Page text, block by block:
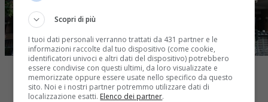
Scopri di più
I tuoi dati personali verranno trattati da 431 partner e le
informazioni raccolte dal tuo dispositivo (come cookie,
identificatori univoci e altri dati del dispositivo) potrebbero
essere condivise con questi ultimi, da loro visualizzate e
memorizzate oppure essere usate nello specifico da questo
sito. Noi e i nostri partner potremmo utilizzare dati di
localizzazione esatti. Elenco dei partner.